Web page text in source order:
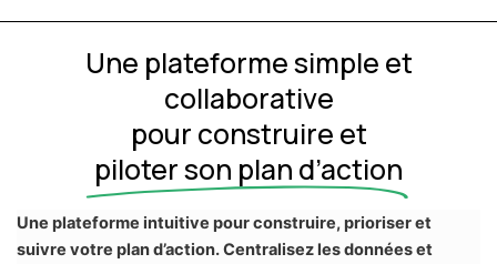
Une plateforme simple et
collaborative
pour construire et
piloter son plan d’action
Une plateforme intuitive pour construire, prioriser et
suivre votre plan d’action. Centralisez les données et